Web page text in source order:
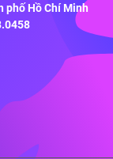
phố Hồ Chí Minh